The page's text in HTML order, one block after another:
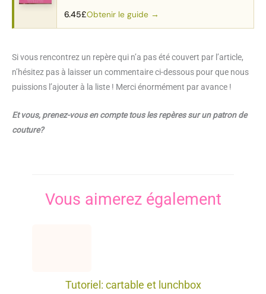
6.45£Obtenir le guide →
Si vous rencontrez un repère qui n’a pas été couvert par l’article,
n’hésitez pas à laisser un commentaire ci-dessous pour que nous
puissions l’ajouter à la liste ! Merci énormément par avance !
Et vous, prenez-vous en compte tous les repères sur un patron de
couture?
Vous aimerez également
Tutoriel: cartable et lunchbox